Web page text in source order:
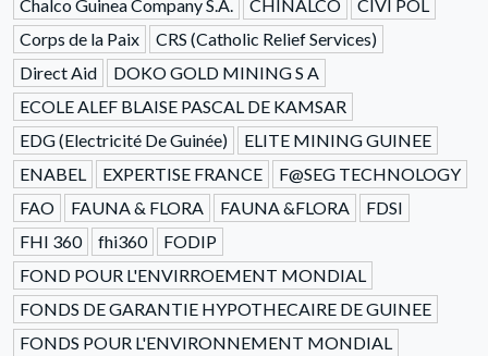
Chalco Guinea Company S.A.
CHINALCO
CIVI POL
Corps de la Paix
CRS (Catholic Relief Services)
Direct Aid
DOKO GOLD MINING S A
ECOLE ALEF BLAISE PASCAL DE KAMSAR
EDG (Electricité De Guinée)
ELITE MINING GUINEE
ENABEL
EXPERTISE FRANCE
F@SEG TECHNOLOGY
FAO
FAUNA & FLORA FAUNA &FLORA
FDSI
FHI 360
fhi360
FODIP
FOND POUR L'ENVIRROEMENT MONDIAL
FONDS DE GARANTIE HYPOTHECAIRE DE GUINEE
FONDS POUR L'ENVIRONNEMENT MONDIAL